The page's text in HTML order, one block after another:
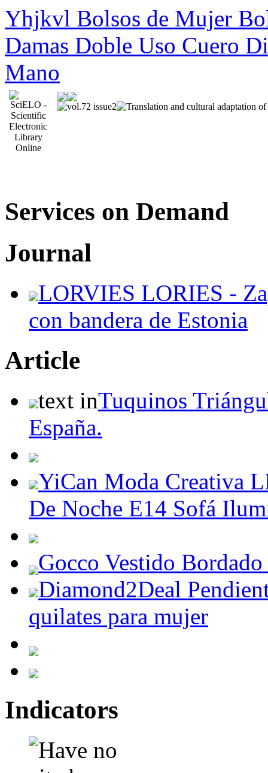
Yhjkvl Bolsos de Mujer
Damas Doble Uso Cuero
Mano
Services on Demand
Journal
LORVIES LORIES -
con bandera de Estonia
Article
text inTuquinos
España.
YiCan Moda Creativa
De Noche E14 Sofá
Gocco Vestido
Diamond2Deal
quilates para mujer
Indicators